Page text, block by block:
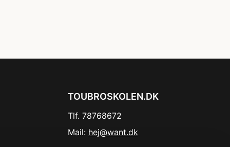
TOUBROSKOLEN.DK
Tlf. 78768672
Mail: hej@want.dk